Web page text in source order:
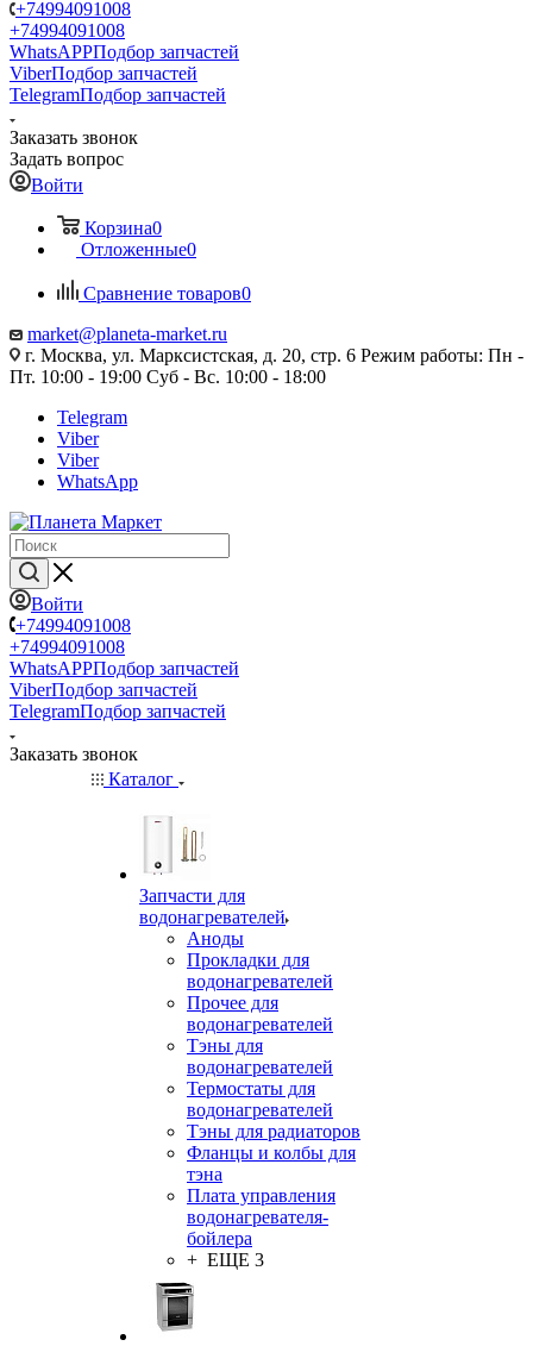
+74994091008
+74994091008
WhatsAPPПодбор запчастей
ViberПодбор запчастей
TelegramПодбор запчастей
Заказать звонок
Задать вопрос
Войти
Корзина0
Отложенные0
Сравнение товаров0
market@planeta-market.ru
г. Москва, ул. Марксистская, д. 20, стр. 6 Режим работы: Пн -
Пт. 10:00 - 19:00 Суб - Вс. 10:00 - 18:00
Telegram
Viber
Viber
WhatsApp
Войти
+74994091008
+74994091008
WhatsAPPПодбор запчастей
ViberПодбор запчастей
TelegramПодбор запчастей
Заказать звонок
Каталог
Запчасти для
водонагревателей
Аноды
Прокладки для
водонагревателей
Прочее для
водонагревателей
Тэны для
водонагревателей
Термостаты для
водонагревателей
Тэны для радиаторов
Фланцы и колбы для
тэна
Плата управления
водонагревателя-
бойлера
+ ЕЩЕ 3